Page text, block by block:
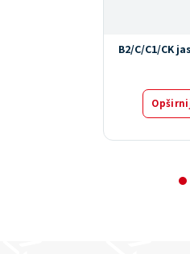
B2/C/C1/CK